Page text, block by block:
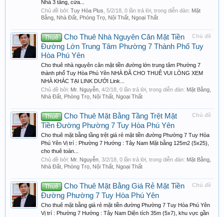
Nhà 3 tầng, cửa...
Chủ đề bởi: Tuy Hòa Plus 5/2/18 , 0 lần trả lời, trong diễn đàn: Mặt
Bằng, Nhà Đất, Phòng Trọ, Nội Thất, Ngoại Thất
Chủ đề
Thuê
Cho Thuê Nhà Nguyên Căn Mặt Tiền
Đường Lớn Trung Tâm Phường 7 Thành Phố Tuy
Hòa Phú Yên
Cho thuê nhà nguyên căn mặt tiền đường lớn trung tâm Phường 7
thành phố Tuy Hòa Phú Yên NHÀ ĐÃ CHO THUÊ VUI LÒNG XEM
NHÀ KHÁC TẠI LINK DƯỚI Link...
Chủ đề bởi: Mr. Nguyễn 4/2/18 , 0 lần trả lời, trong diễn đàn: Mặt Bằng,
Nhà Đất, Phòng Trọ, Nội Thất, Ngoại Thất
Chủ đề
Thuê
Cho Thuê Mặt Bằng Tầng Trệt Mặt
Tiền Đường Phường 7 Tuy Hòa Phú Yên
Cho thuê mặt bằng tầng trệt giá rẻ mặt tiền đường Phường 7 Tuy Hòa
Phú Yên Vị trí : Phường 7 Hướng : Tây Nam Mặt bằng 125m2 (5x25),
cho thuê toàn...
Chủ đề bởi: Mr. Nguyễn 3/2/18 , 0 lần trả lời, trong diễn đàn: Mặt Bằng,
Nhà Đất, Phòng Trọ, Nội Thất, Ngoại Thất
Chủ đề
Thuê
Cho Thuê Mặt Bằng Giá Rẻ Mặt Tiền
Đường Phường 7 Tuy Hòa Phú Yên
Cho thuê mặt bằng giá rẻ mặt tiền đường Phường 7 Tuy Hòa Phú Yên
Vị trí : Phường 7 Hướng : Tây Nam Diện tích 35m (5x7), khu vực gần